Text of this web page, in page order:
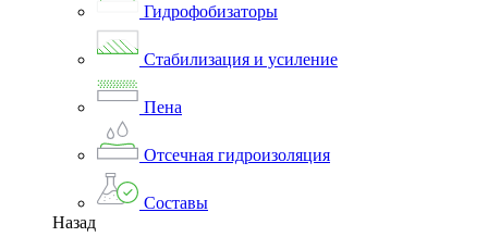
Гидрофобизаторы
Стабилизация и усиление
Пена
Отсечная гидроизоляция
Составы
Назад